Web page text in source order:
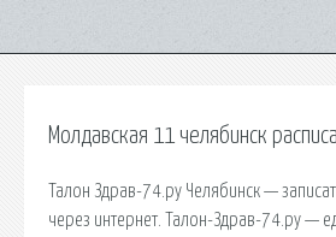
Молдавская 11 челябинск
Талон Здрав-74.ру Челябинск —
через интернет. Талон-Здрав-74.ру —